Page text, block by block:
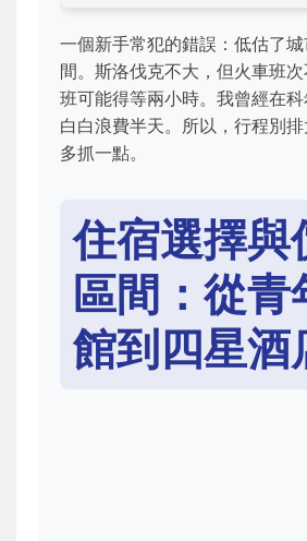
一個新手常犯的錯誤：低估了
間。斯洛伐克不大，但火車班
班可能得等兩小時。我曾經在科
白白浪費半天。所以，行程別
多抓一點。
住宿選擇與
區間：從青
館到四星酒